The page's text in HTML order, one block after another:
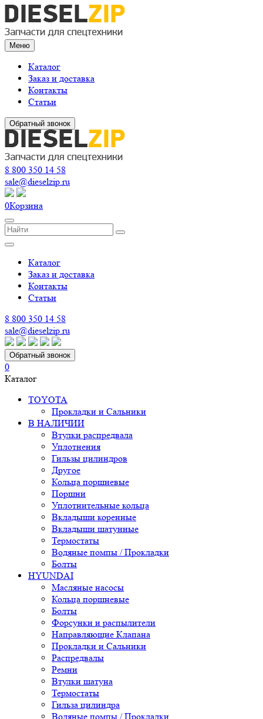
Меню
Каталог
Заказ и доставка
Контакты
Статьи
Обратный звонок
8 800 350 14 58
sale@dieselzip.ru
0Корзина
Каталог
Заказ и доставка
Контакты
Статьи
8 800 350 14 58
sale@dieselzip.ru
Обратный звонок
0
Каталог
TOYOTA
Прокладки и Сальники
В НАЛИЧИИ
Втулки распредвала
Уплотнения
Гильзы цилиндров
Другое
Кольца поршневые
Поршни
Уплотнительные кольца
Вкладыши коренные
Вкладыши шатунные
Термостаты
Водяные помпы / Прокладки
Болты
HYUNDAI
Масляные насосы
Кольца поршневые
Болты
Форсунки и распылители
Направляющие Клапана
Прокладки и Сальники
Распредвалы
Ремни
Втулки шатуна
Термостаты
Гильза цилиндра
Водяные помпы / Прокладки